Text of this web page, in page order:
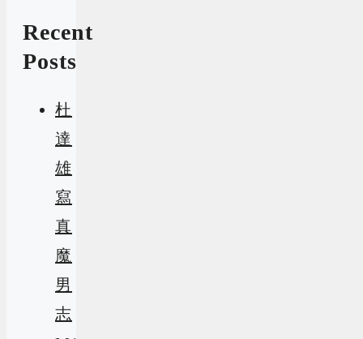
Recent
Posts
杜
達
雄
寫
真
魔
男
志